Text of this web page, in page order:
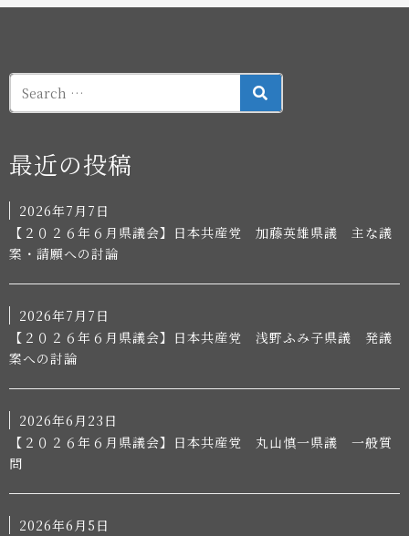
SEARCH
最近の投稿
2026年7月7日
【２０２６年６月県議会】日本共産党 加藤英雄県議 主な議
案・請願への討論
2026年7月7日
【２０２６年６月県議会】日本共産党 浅野ふみ子県議 発議
案への討論
2026年6月23日
【２０２６年６月県議会】日本共産党 丸山慎一県議 一般質
問
2026年6月5日